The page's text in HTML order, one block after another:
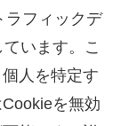
ラフィックデ
います。こ
人を特定す
を無効